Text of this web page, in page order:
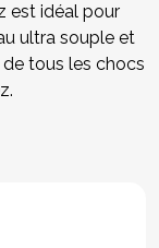
est idéal pour
ultra souple et
tous les chocs